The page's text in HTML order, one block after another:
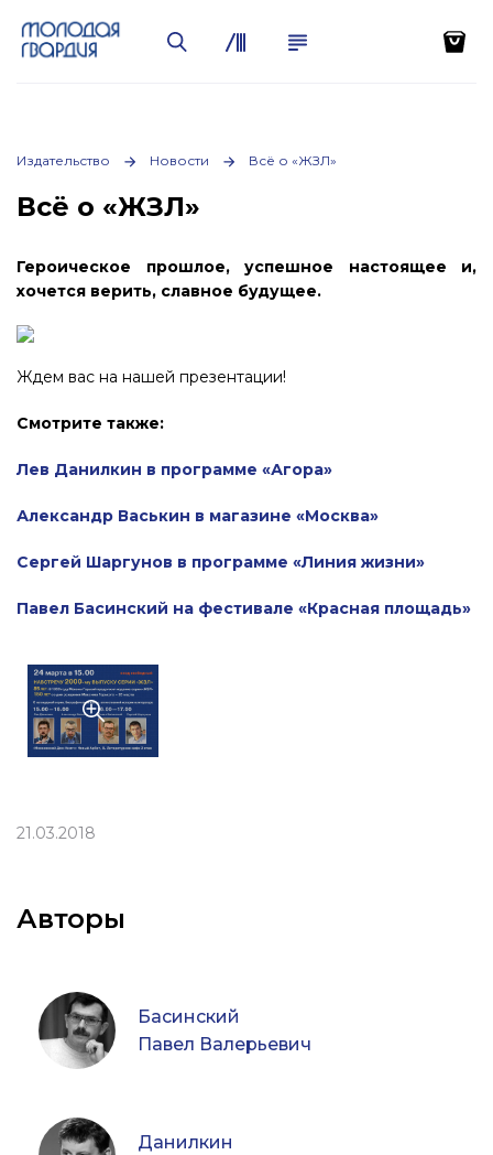
Издательство Новости Всё о «ЖЗЛ»
Всё о «ЖЗЛ»
Героическое прошлое, успешное настоящее и,
хочется верить, славное будущее.
Ждем вас на нашей презентации!
Смотрите также:
Лев Данилкин в программе «Агора»
Александр Васькин в магазине «Москва»
Сергей Шаргунов в программе «Линия жизни»
Павел Басинский на фестивале «Красная площадь»
21.03.2018
Авторы
Басинский
Павел Валерьевич
Данилкин